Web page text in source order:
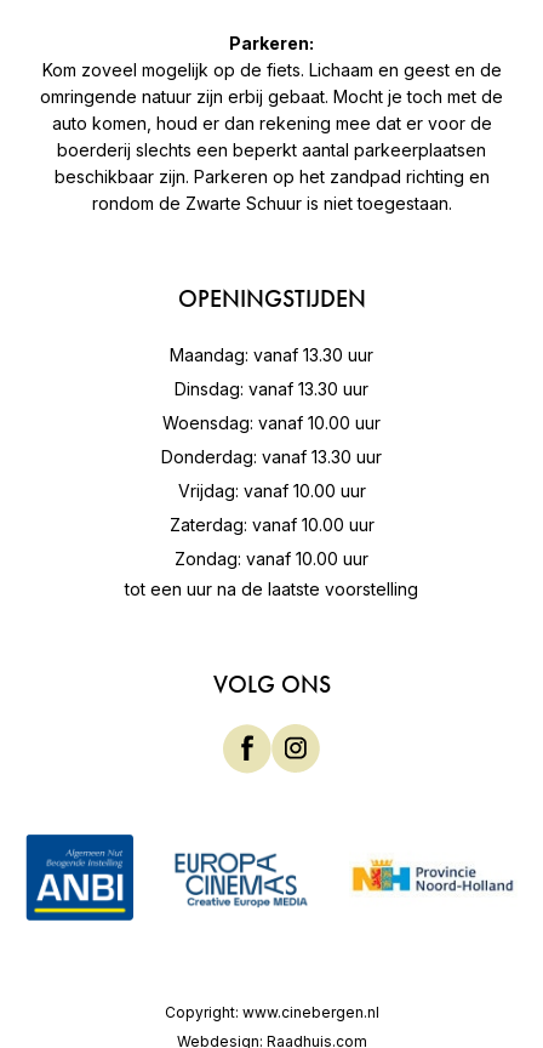
Parkeren:
Kom zoveel mogelijk op de fiets. Lichaam en geest en de
omringende natuur zijn erbij gebaat. Mocht je toch met de
auto komen, houd er dan rekening mee dat er voor de
boerderij slechts een beperkt aantal parkeerplaatsen
beschikbaar zijn. Parkeren op het zandpad richting en
rondom de Zwarte Schuur is niet toegestaan.
OPENINGSTIJDEN
Maandag: vanaf 13.30 uur
Dinsdag: vanaf 13.30 uur
Woensdag: vanaf 10.00 uur
Donderdag: vanaf 13.30 uur
Vrijdag: vanaf 10.00 uur
Zaterdag: vanaf 10.00 uur
Zondag: vanaf 10.00 uur
tot een uur na de laatste voorstelling
VOLG ONS
Copyright: www.cinebergen.nl
Webdesign: Raadhuis.com